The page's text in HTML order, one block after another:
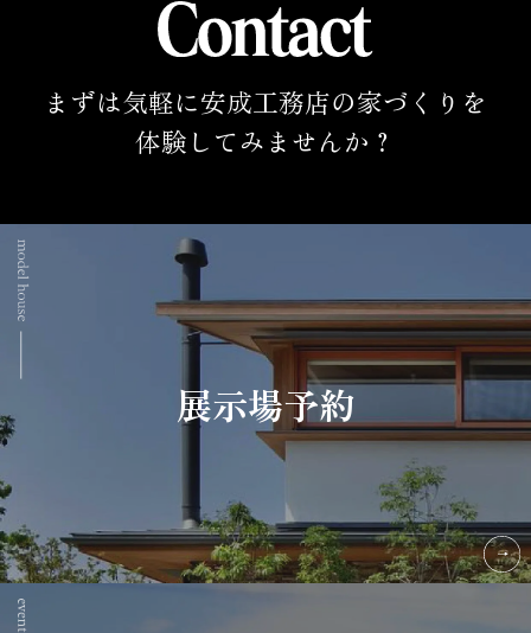
まずは気軽に安成工務店の家づくりを
体験してみませんか？
展示場予約